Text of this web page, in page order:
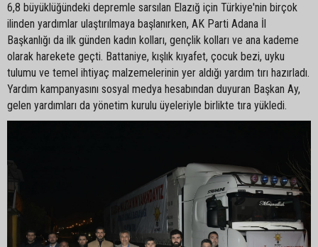
6,8 büyüklüğündeki depremle sarsılan Elazığ için Türkiye'nin birçok
ilinden yardımlar ulaştırılmaya başlanırken, AK Parti Adana İl
Başkanlığı da ilk günden kadın kolları, gençlik kolları ve ana kademe
olarak harekete geçti. Battaniye, kışlık kıyafet, çocuk bezi, uyku
tulumu ve temel ihtiyaç malzemelerinin yer aldığı yardım tırı hazırladı.
Yardım kampanyasını sosyal medya hesabından duyuran Başkan Ay,
gelen yardımları da yönetim kurulu üyeleriyle birlikte tıra yükledi.